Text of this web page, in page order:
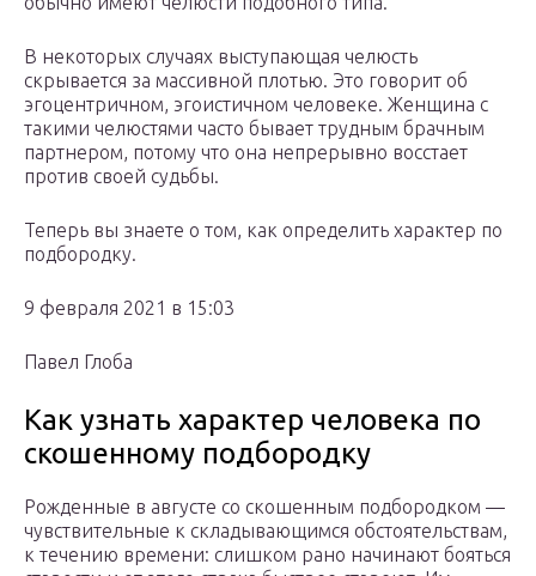
В некоторых случаях выступающая челюсть
скрывается за массивной плотью. Это говорит об
эгоцентричном, эгоистичном человеке. Женщина с
такими челюстями часто бывает трудным брачным
партнером, потому что она непрерывно восстает
против своей судьбы.
Теперь вы знаете о том, как определить характер по
подбородку.
9 февраля 2021 в 15:03
Павел Глоба
Как узнать характер человека по
скошенному подбородку
Рожденные в августе со скошенным подбородком —
чувствительные к складывающимся обстоятельствам,
к течению времени: слишком рано начинают бояться